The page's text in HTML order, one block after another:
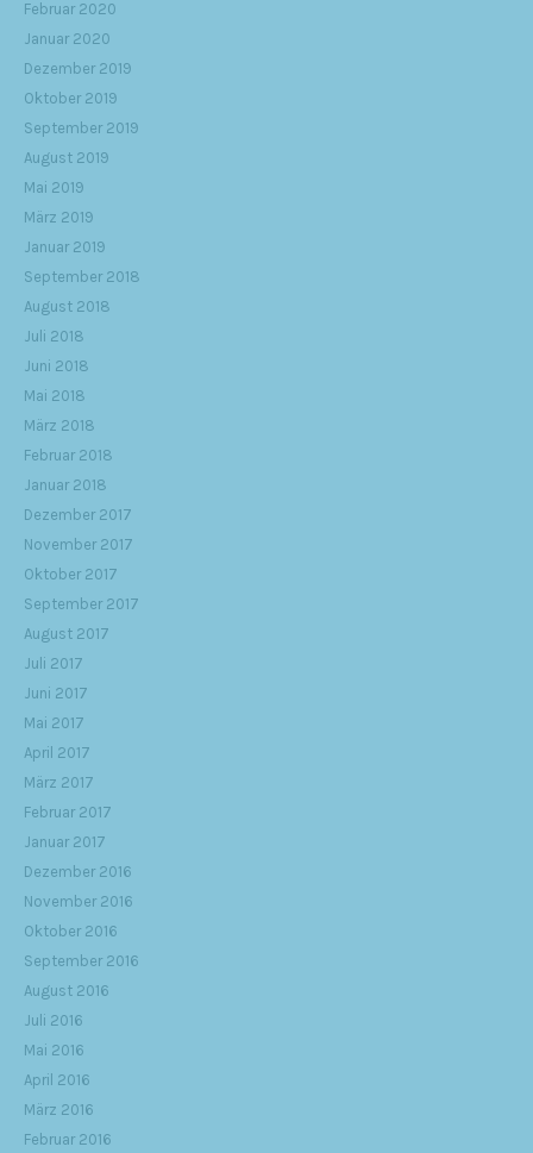
Februar 2020
Januar 2020
Dezember 2019
Oktober 2019
September 2019
August 2019
Mai 2019
März 2019
Januar 2019
September 2018
August 2018
Juli 2018
Juni 2018
Mai 2018
März 2018
Februar 2018
Januar 2018
Dezember 2017
November 2017
Oktober 2017
September 2017
August 2017
Juli 2017
Juni 2017
Mai 2017
April 2017
März 2017
Februar 2017
Januar 2017
Dezember 2016
November 2016
Oktober 2016
September 2016
August 2016
Juli 2016
Mai 2016
April 2016
März 2016
Februar 2016